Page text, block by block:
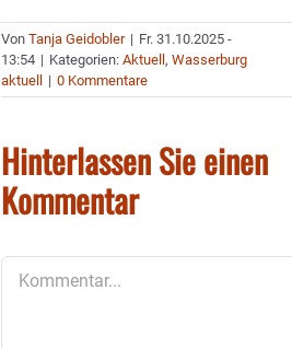
VonTanja Geidobler | Fr. 31.10.2025 -
13:54 | Kategorien:Aktuell,Wasserburg
aktuell
| 0 Kommentare
Hinterlassen Sie einen
Kommentar